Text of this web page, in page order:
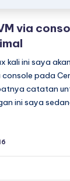
via
kali ini saya
pada
catatan
ini saya